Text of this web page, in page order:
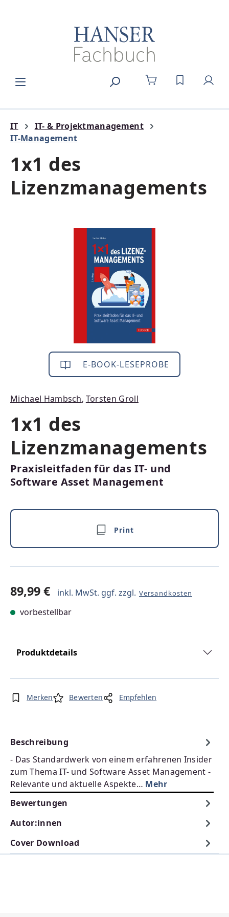
DU HAST 0
IT
IT- & Projektmanagement
IT-Management
1x1 des
Lizenzmanagements
E-BOOK-LESEPROBE
Michael Hambsch, Torsten Groll
1x1 des
Lizenzmanagements
Praxisleitfaden für das IT- und
Software Asset Management
Print
89,99 € inkl. MwSt. ggf. zzgl. Versandkosten
vorbestellbar
Produktdetails
Merken Bewerten Empfehlen
Beschreibung
- Das Standardwerk von einem erfahrenen Insider
zum Thema IT- und Software Asset Management -
Relevante und aktuelle Aspekte… Mehr
Bewertungen
Autor:innen
Cover Download